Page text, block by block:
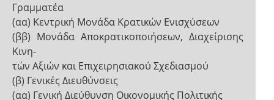
Γραμματέα
(αα) Κεντρική Μονάδα Κρατικών Ενισχύσεων
(ββ) Μονάδα Αποκρατικοποιήσεων, Διαχείρισης
Κινη-
τών Αξιών και Επιχειρησιακού Σχεδιασμού
(β) Γενικές Διευθύνσεις
(αα) Γενική Διεύθυνση Οικονομικής Πολιτικής